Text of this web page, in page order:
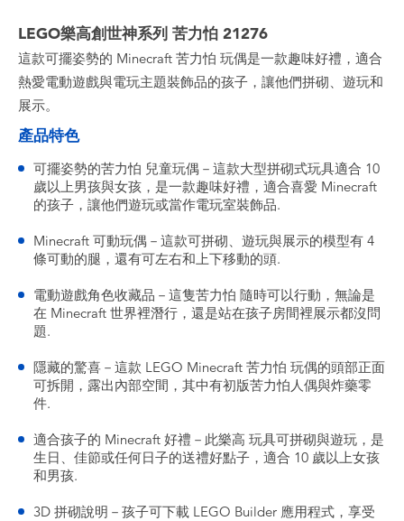
生活精品
LEGO樂高創世神系列 苦力怕 21276
這款可擺姿勢的 Minecraft 苦力怕 玩偶是一款趣味好禮，適合
熱愛電動遊戲與電玩主題裝飾品的孩子，讓他們拼砌、遊玩和
展示。
產品特色
可擺姿勢的苦力怕 兒童玩偶－這款大型拼砌式玩具適合 10
歲以上男孩與女孩，是一款趣味好禮，適合喜愛 Minecraft
的孩子，讓他們遊玩或當作電玩室裝飾品.
Minecraft 可動玩偶－這款可拼砌、遊玩與展示的模型有 4
條可動的腿，還有可左右和上下移動的頭.
電動遊戲角色收藏品－這隻苦力怕 隨時可以行動，無論是
在 Minecraft 世界裡潛行，還是站在孩子房間裡展示都沒問
題.
隱藏的驚喜－這款 LEGO Minecraft 苦力怕 玩偶的頭部正面
可拆開，露出內部空間，其中有初版苦力怕人偶與炸藥零
件.
適合孩子的 Minecraft 好禮－此樂高 玩具可拼砌與遊玩，是
生日、佳節或任何日子的送禮好點子，適合 10 歲以上女孩
和男孩.
3D 拼砌說明－孩子可下載 LEGO Builder 應用程式，享受